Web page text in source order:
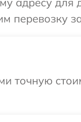
перевозку
точную